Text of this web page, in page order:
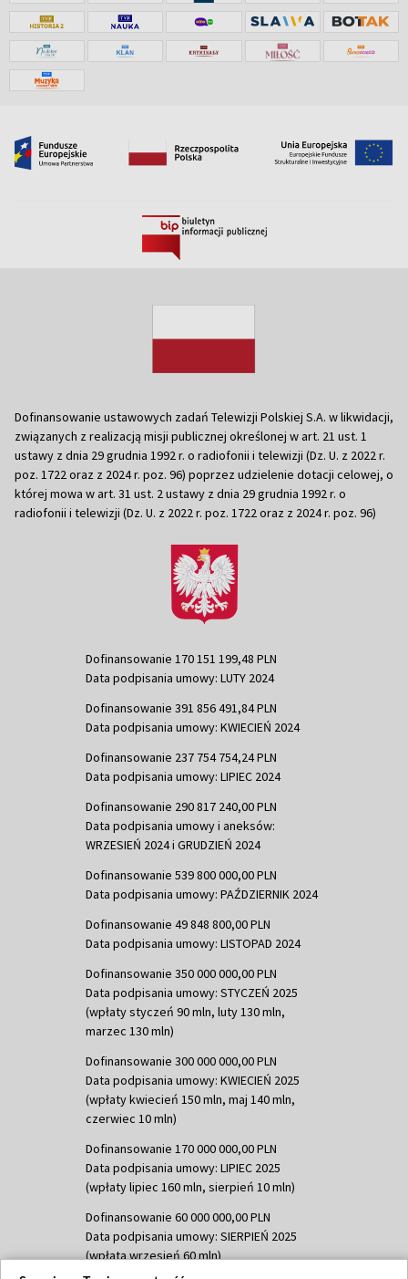
Dofinansowanie ustawowych zadań Telewizji Polskiej S.A. w likwidacji,
związanych z realizacją misji publicznej określonej w art. 21 ust. 1
ustawy z dnia 29 grudnia 1992 r. o radiofonii i telewizji (Dz. U. z 2022 r.
poz. 1722 oraz z 2024 r. poz. 96) poprzez udzielenie dotacji celowej, o
której mowa w art. 31 ust. 2 ustawy z dnia 29 grudnia 1992 r. o
radiofonii i telewizji (Dz. U. z 2022 r. poz. 1722 oraz z 2024 r. poz. 96)
Dofinansowanie 170 151 199,48 PLN
Data podpisania umowy: LUTY 2024
Dofinansowanie 391 856 491,84 PLN
Data podpisania umowy: KWIECIEŃ 2024
Dofinansowanie 237 754 754,24 PLN
Data podpisania umowy: LIPIEC 2024
Dofinansowanie 290 817 240,00 PLN
Data podpisania umowy i aneksów:
WRZESIEŃ 2024 i GRUDZIEŃ 2024
Dofinansowanie 539 800 000,00 PLN
Data podpisania umowy: PAŹDZIERNIK 2024
Dofinansowanie 49 848 800,00 PLN
Data podpisania umowy: LISTOPAD 2024
Dofinansowanie 350 000 000,00 PLN
Data podpisania umowy: STYCZEŃ 2025
(wpłaty styczeń 90 mln, luty 130 mln,
marzec 130 mln)
Dofinansowanie 300 000 000,00 PLN
Data podpisania umowy: KWIECIEŃ 2025
(wpłaty kwiecień 150 mln, maj 140 mln,
czerwiec 10 mln)
Dofinansowanie 170 000 000,00 PLN
Data podpisania umowy: LIPIEC 2025
(wpłaty lipiec 160 mln, sierpień 10 mln)
Dofinansowanie 60 000 000,00 PLN
Data podpisania umowy: SIERPIEŃ 2025
(wpłata wrzesień 60 mln)